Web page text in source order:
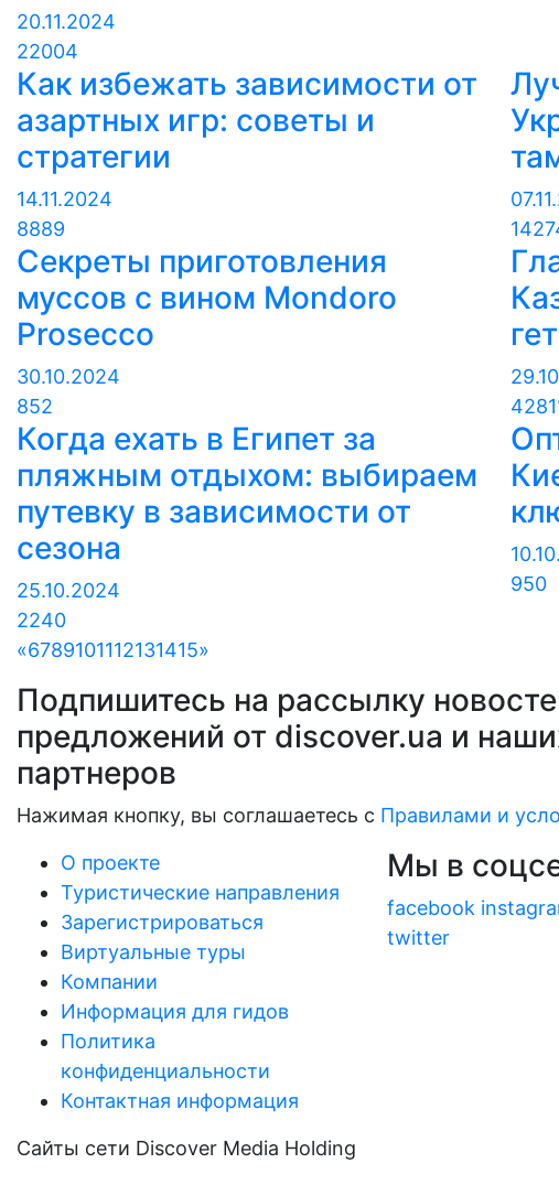
20.11.2024
22004
Как избежать зависимости от
азартных игр: советы и
стратегии
14.11.2024
8889
Секреты приготовления
муссов с вином Mondoro
Prosecco
30.10.2024
852
Когда ехать в Египет за
пляжным отдыхом: выбираем
путевку в зависимости от
сезона
25.10.2024
2240
950
«6789101112131415»
Подпишитесь на рассылку
предложений от discover.ua и
партнеров
Нажимая кнопку, вы соглашаетесь с Правилами и
О проекте
Туристические направления
Зарегистрироваться
Виртуальные туры
Компании
Информация для гидов
Политика
конфиденциальности
Контактная информация
Мы в
facebook
twitter
Сайты сети Discover Media Holding